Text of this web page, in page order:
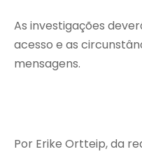
As investigações
acesso e as
mensagens.
Por Erike Ortteip, da